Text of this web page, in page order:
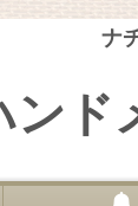
ナ
ンド